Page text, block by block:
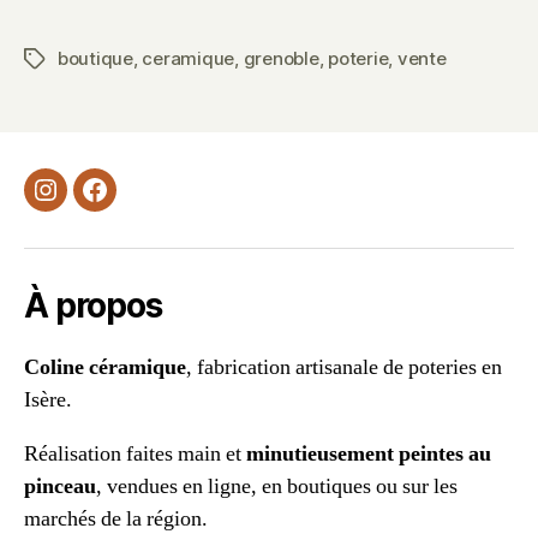
Étiquettes
boutique, ceramique grenoble, poterie, vente
InstagramFacebook
À propos
Coline céramique, fabrication artisanale de poteries en
Isère.
Réalisation faites main etminutieusement peintes au
pinceau, vendues en ligne, en boutiques ou sur les
marchés de la région.